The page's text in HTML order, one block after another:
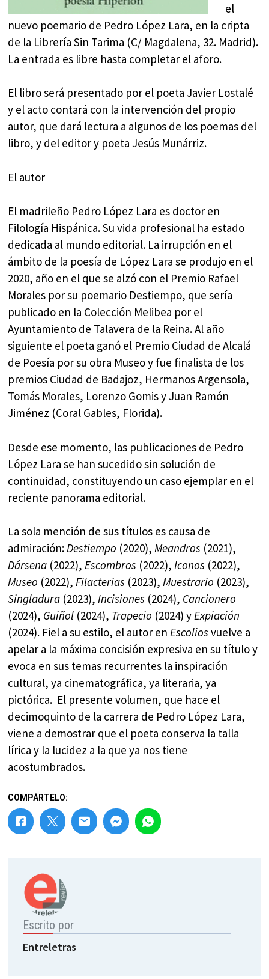
el
nuevo poemario de Pedro López Lara, en la cripta
de la Librería Sin Tarima (C/ Magdalena, 32. Madrid).
La entrada es libre hasta completar el aforo.
El libro será presentado por el poeta Javier Lostalé
y el acto contará con la intervención del propio
autor, que dará lectura a algunos de los poemas del
libro, y del editor y poeta Jesús Munárriz.
El autor
El madrileño Pedro López Lara es doctor en
Filología Hispánica. Su vida profesional ha estado
dedicada al mundo editorial. La irrupción en el
ámbito de la poesía de López Lara se produjo en el
2020, año en el que se alzó con el Premio Rafael
Morales por su poemario Destiempo, que sería
publicado en la Colección Melibea por el
Ayuntamiento de Talavera de la Reina. Al año
siguiente el poeta ganó el Premio Ciudad de Alcalá
de Poesía por su obra Museo y fue finalista de los
premios Ciudad de Badajoz, Hermanos Argensola,
Tomás Morales, Lorenzo Gomis y Juan Ramón
Jiménez (Coral Gables, Florida).
Desde ese momento, las publicaciones de Pedro
López Lara se han sucedido sin solución de
continuidad, constituyendo un caso ejemplar en el
reciente panorama editorial.
La sola mención de sus títulos es causa de
admiración:Destiempo (2020),Meandros (2021),
Dársena (2022),Escombros (2022),Iconos (2022),
Museo (2022),Filacterias (2023),Muestrario (2023),
Singladura (2023),Incisiones (2024), Cancionero
(2024), Guiñol (2024), Trapecio (2024) yExpiación
(2024). Fiel a su estilo, el autor enEscolios vuelve a
apelar a la máxima concisión expresiva en su título y
evoca en sus temas recurrentes la inspiración
cultural, ya cinematográfica, ya literaria, ya
pictórica. El presente volumen, que hace el
decimoquinto de la carrera de Pedro López Lara,
viene a demostrar que el poeta conserva la talla
lírica y la lucidez a la que ya nos tiene
acostumbrados.
COMPÁRTELO:
Escrito por
Entreletras